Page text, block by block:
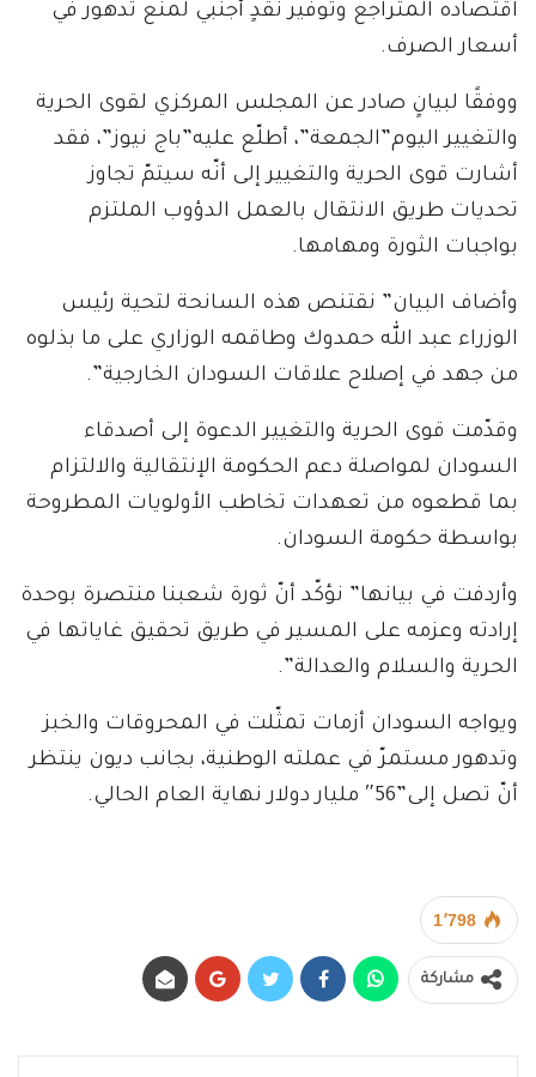
اقتصاده المتراجع وتوفير نقدٍ أجنبي لمنع تدهور في
أسعار الصرف.
ووفقًا لبيانٍ صادر عن المجلس المركزي لقوى الحرية
والتغيير اليوم”الجمعة”، أطلّع عليه”باج نيوز”، فقد
أشارت قوى الحرية والتغيير إلى أنّه سيتمّ تجاوز
تحديات طريق الانتقال بالعمل الدؤوب الملتزم
بواجبات الثورة ومهامها.
وأضاف البيان” نقتنص هذه السانحة لتحية رئيس
الوزراء عبد الله حمدوك وطاقمه الوزاري على ما بذلوه
من جهد في إصلاح علاقات السودان الخارجية”.
وقدّمت قوى الحرية والتغيير الدعوة إلى أصدقاء
السودان لمواصلة دعم الحكومة الإنتقالية والالتزام
بما قطعوه من تعهدات تخاطب الأولويات المطروحة
بواسطة حكومة السودان.
وأردفت في بيانها” نؤكّد أنّ ثورة شعبنا منتصرة بوحدة
إرادته وعزمه على المسير في طريق تحقيق غاياتها في
الحرية والسلام والعدالة”.
ويواجه السودان أزمات تمثّلت في المحروقات والخبز
وتدهور مستمرّ في عملته الوطنية، بجانب ديون ينتظر
أنّ تصل إلى”56″ مليار دولار نهاية العام الحالي.
1٬798
مشاركة